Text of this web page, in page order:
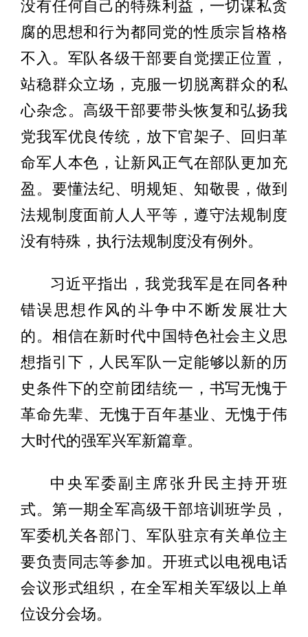
没有任何自己的特殊利益，一切谋私贪
腐的思想和行为都同党的性质宗旨格格
不入。军队各级干部要自觉摆正位置，
站稳群众立场，克服一切脱离群众的私
心杂念。高级干部要带头恢复和弘扬我
党我军优良传统，放下官架子、回归革
命军人本色，让新风正气在部队更加充
盈。要懂法纪、明规矩、知敬畏，做到
法规制度面前人人平等，遵守法规制度
没有特殊，执行法规制度没有例外。
习近平指出，我党我军是在同各种
错误思想作风的斗争中不断发展壮大
的。相信在新时代中国特色社会主义思
想指引下，人民军队一定能够以新的历
史条件下的空前团结统一，书写无愧于
革命先辈、无愧于百年基业、无愧于伟
大时代的强军兴军新篇章。
中央军委副主席张升民主持开班
式。第一期全军高级干部培训班学员，
军委机关各部门、军队驻京有关单位主
要负责同志等参加。开班式以电视电话
会议形式组织，在全军相关军级以上单
位设分会场。